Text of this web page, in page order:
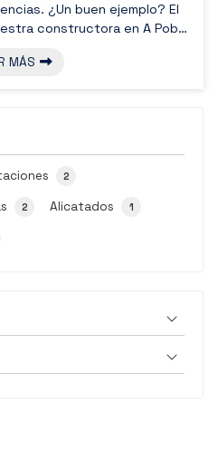
2
2 Alicatados 1
¿Un buen ejemplo? El
constructora en A Pobra
que podemos calificar como
de los revestim...
MÁS